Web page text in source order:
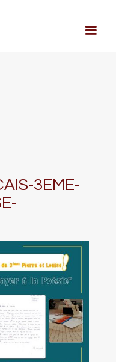
3EME-